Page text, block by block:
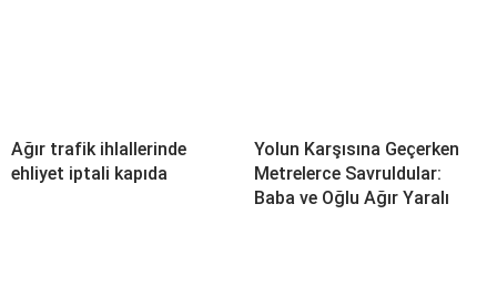
Ağır trafik ihlallerinde
ehliyet iptali kapıda
Yolun Karşısına Geçerken
Metrelerce Savruldular:
Baba ve Oğlu Ağır Yaralı